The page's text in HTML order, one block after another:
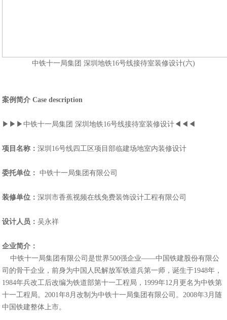
中铁十一局集团 深圳地铁16号线接待室装修设计(六)
案例简介 Case description
▶▶▶中铁十一局集团 深圳地铁16号线接待室装修设计◀◀◀
项目名称：深圳16号线四工区项目部临建场地室内装修设计
委托单位： 中铁十一局集团有限公司
装修单位：深圳市香蕉视频在线免费装饰设计工程有限公司
设计人员： 吴永祥
企业简介：
中铁十一局集团有限公司是世界500强企业——中国铁建股份有限公
司的骨干企业，前身为中国人民解放军铁道兵第一师，诞生于1948年，
1984年兵改工后改编为铁道部第十一工程局，1999年12月更名为中铁第
十一工程局。2001年8月改制为中铁十一局集团有限公司。2008年3月随
中国铁建整体上市。